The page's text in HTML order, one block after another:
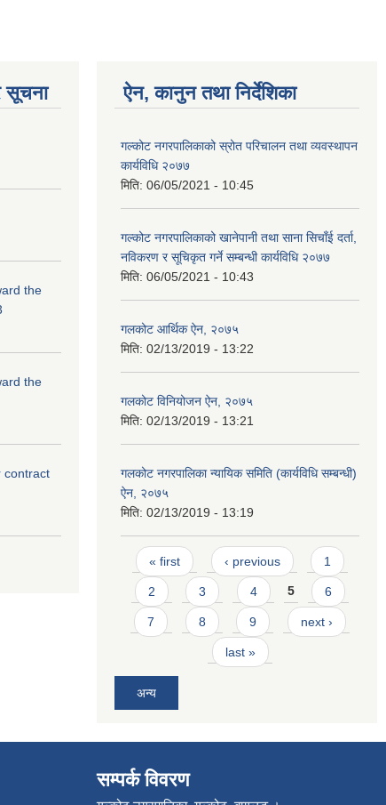
सूचना
the
the
contract
ऐन, कानुन तथा निर्देशिका
गल्कोट नगरपालिकाको स्रोत परिचालन तथा व्यवस्थापन
कार्यविधि २०७७
मिति: 06/05/2021 - 10:45
गल्कोट नगरपालिकाको खानेपानी तथा साना सिचाँई दर्ता,
नविकरण र सूचिकृत गर्ने सम्बन्धी कार्यविधि २०७७
मिति: 06/05/2021 - 10:43
गलकोट आर्थिक ऐन, २०७५
मिति: 02/13/2019 - 13:22
गलकोट विनियोजन ऐन, २०७५
मिति: 02/13/2019 - 13:21
गलकोट नगरपालिका न्यायिक समिति (कार्यविधि सम्बन्धी)
ऐन, २०७५
मिति: 02/13/2019 - 13:19
Pages
« first ‹ previous 1
2 3 4 5 6
7 8 9 next ›
last »
अन्य
सम्पर्क विवरण